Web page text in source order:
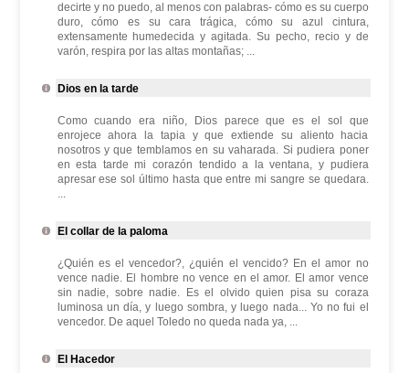
decirte y no puedo, al menos con palabras- cómo es su cuerpo
duro, cómo es su cara trágica, cómo su azul cintura,
extensamente humedecida y agitada. Su pecho, recio y de
varón, respira por las altas montañas; ...
Dios en la tarde
Como cuando era niño, Dios parece que es el sol que
enrojece ahora la tapia y que extiende su aliento hacia
nosotros y que temblamos en su vaharada. Si pudiera poner
en esta tarde mi corazón tendido a la ventana, y pudiera
apresar ese sol último hasta que entre mi sangre se quedara.
...
El collar de la paloma
¿Quién es el vencedor?, ¿quién el vencido? En el amor no
vence nadie. El hombre no vence en el amor. El amor vence
sin nadie, sobre nadie. Es el olvido quien pisa su coraza
luminosa un día, y luego sombra, y luego nada... Yo no fui el
vencedor. De aquel Toledo no queda nada ya, ...
El Hacedor